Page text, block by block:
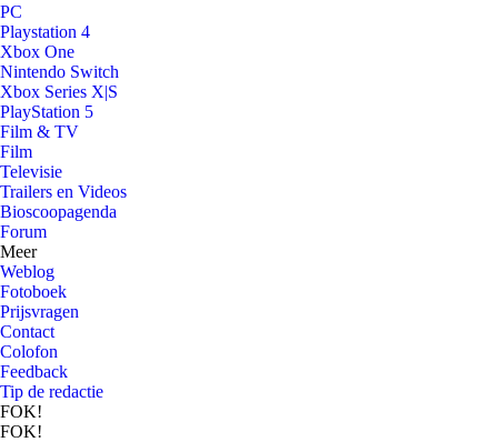
PC
Playstation 4
Xbox One
Nintendo Switch
Xbox Series X|S
PlayStation 5
Film & TV
Film
Televisie
Trailers en Videos
Bioscoopagenda
Forum
Meer
Weblog
Fotoboek
Prijsvragen
Contact
Colofon
Feedback
Tip de redactie
FOK!
FOK!